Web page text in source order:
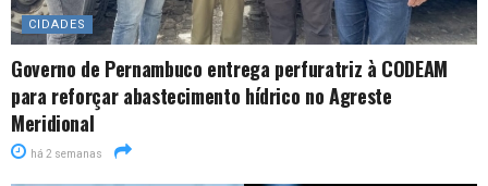
CIDADES
Governo de Pernambuco entrega perfuratriz à CODEAM
para reforçar abastecimento hídrico no Agreste
Meridional
há 2 semanas